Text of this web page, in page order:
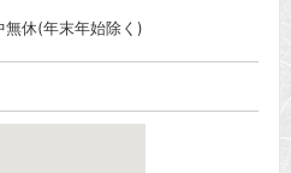
休(年末年始除く)